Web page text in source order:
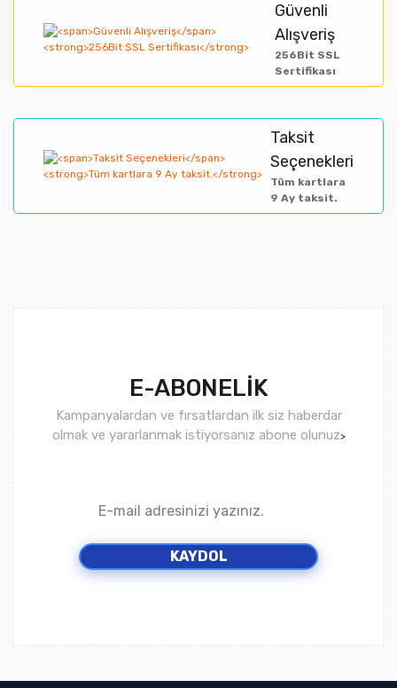
Bu ürüne benzer farklı alternatifler olmalı.
Gönder
Güvenli
Alışveriş
256Bit SSL
Sertifikası
Taksit
Seçenekleri
Tüm kartlara
9 Ay taksit.
E-ABONELİK
Kampanyalardan ve fırsatlardan ilk siz haberdar
olmak ve yararlanmak istiyorsanız abone olunuz>
KAYDOL